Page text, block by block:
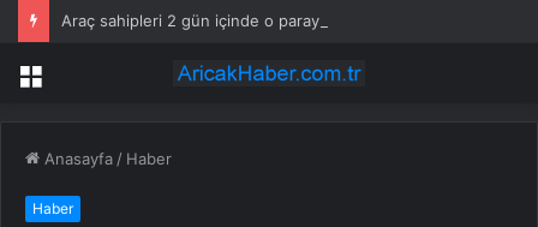
Araç sahipleri 2 gün içinde o parayı ödemek zorunda
Menü
Anasayfa / Haber
Haber